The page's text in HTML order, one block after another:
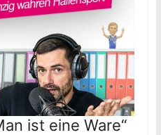
ist eine Ware“